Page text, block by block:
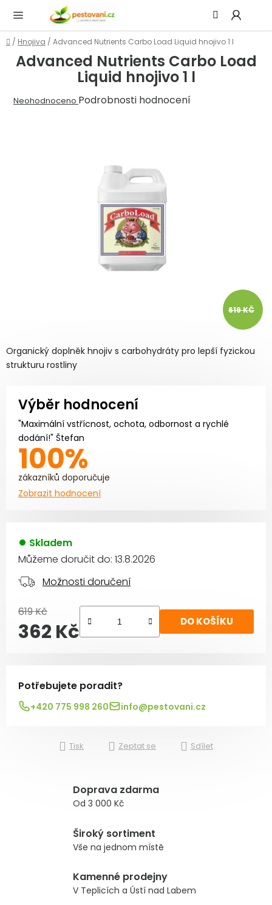
obsah
Domů
/ Hnojiva / Advanced Nutrients Carbo Load Liquid hnojivo 1 l
Organický doplněk hnojiv s carbohydráty pro lepší fyzickou
strukturu rostliny
Výběr hodnocení
"Maximální vstřícnost, ochota, odbornost a rychlé
dodání!" Štefan
100%
zákazníků doporučuje
Zobrazit hodnocení
Skladem
Můžeme doručit do: 13.8.2026
Možnosti doručení
619 Kč
362 Kč DO KOŠÍKU
Potřebujete poradit?
+420 775 998 260 info@pestovani.cz
Tisk Zeptat se Sdílet
Advanced Nutrients Carbo Load
Liquid hnojivo 1 l
Průměrné
Neohodnoceno Podrobnosti hodnocení
619 KČ
Doprava zdarma
Od 3 000 Kč
Široký sortiment
Vše na jednom místě
Kamenné prodejny
V Teplicích a Ústí nad Labem